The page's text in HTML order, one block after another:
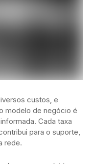
custos, e
modelo de negócio é
Cada taxa
para o suporte,
rede.